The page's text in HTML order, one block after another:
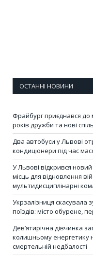
ОСТАННІ НОВИНИ
Фрайбург приєднався до
років дружби та нові
Два автобуси у Львові
кондиціонери під час
У Львові відкрився
місць для відновлення
мультидисциплінарні
Укрзалізниця скасувала
поїздів: місто обурене,
Дев’ятирічна дівчинка
колишньому енергетику
смертельній недбалості